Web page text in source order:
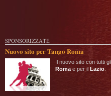
SPONSORIZZATE
Nuovo sito per Tango Roma
Il nuovo sito con tutti
Roma e per il Lazio